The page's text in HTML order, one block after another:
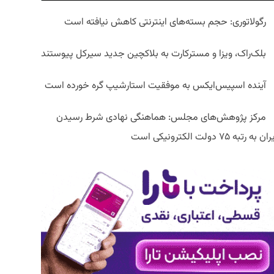
رگولاتوری: حجم بسته‌های اینترنتی کاهش نیافته است
بلک‌راک، ویزا و مسترکارت به بلاکچین جدید سیرکل پیوستند
آینده اسپیس‌ایکس به موفقیت استارشیپ گره خورده است
مرکز پژوهش‌های مجلس: هماهنگی نهادی شرط رسیدن
به رتبه ۷۵ دولت الکترونیکی است